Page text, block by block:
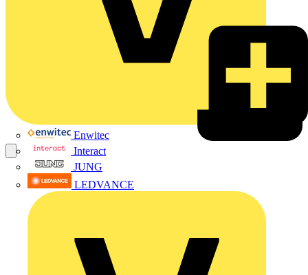
Enwitec
Interact
JUNG
LEDVANCE